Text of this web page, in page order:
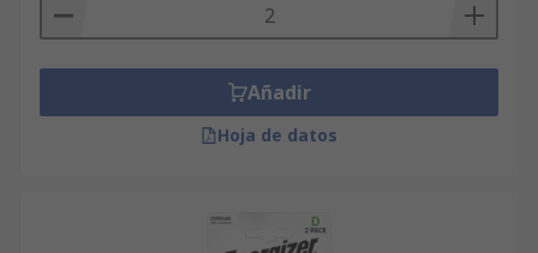
Añadir
Hoja de datos